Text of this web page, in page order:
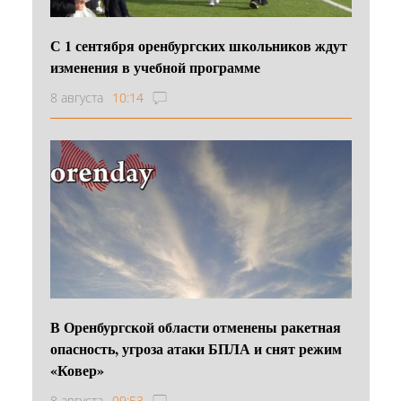
С 1 сентября оренбургских школьников ждут
изменения в учебной программе
8 августа 10:14
В Оренбургской области отменены ракетная
опасность, угроза атаки БПЛА и снят режим
«Ковер»